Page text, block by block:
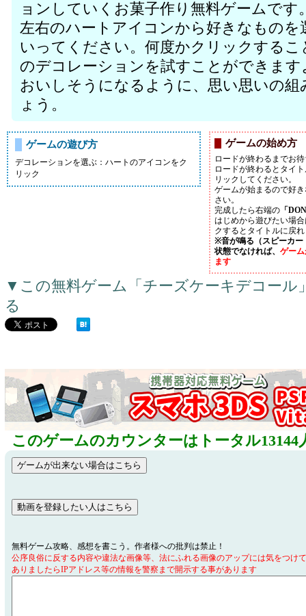
ョンしていくお菓子作り無料ゲームです
左右のハートアイコンから好きなもの
いってください。何度かクリックする
のデコレーションを試すことができます
おいしそうになるように、思い思いの
ょう。
ゲームの遊び方
デコレーションを選ぶ：ハートのアイコンをク
リック
ゲームの始め方
ロードが終わるまでお
ロードが終わるとタイ
リックしてください。
ゲームが始まるので好
さい。
完成したら右端の 「
はじめから遊びたい場
クするとタイトルに戻
※音が鳴る（スピーカー
状態でなければ、 ゲー
ます
▼この無料ゲーム「チーズケーキデコール
る
このゲームのカウンターはトータル13144
無料ゲーム攻略、感想を書こう。作者様への批判は禁止！
公序良俗に反する内容や違法な画像等、法にふれる画像のアップには気をつけ
ありましたらIPアドレス等の情報を警察まで開示する事があります